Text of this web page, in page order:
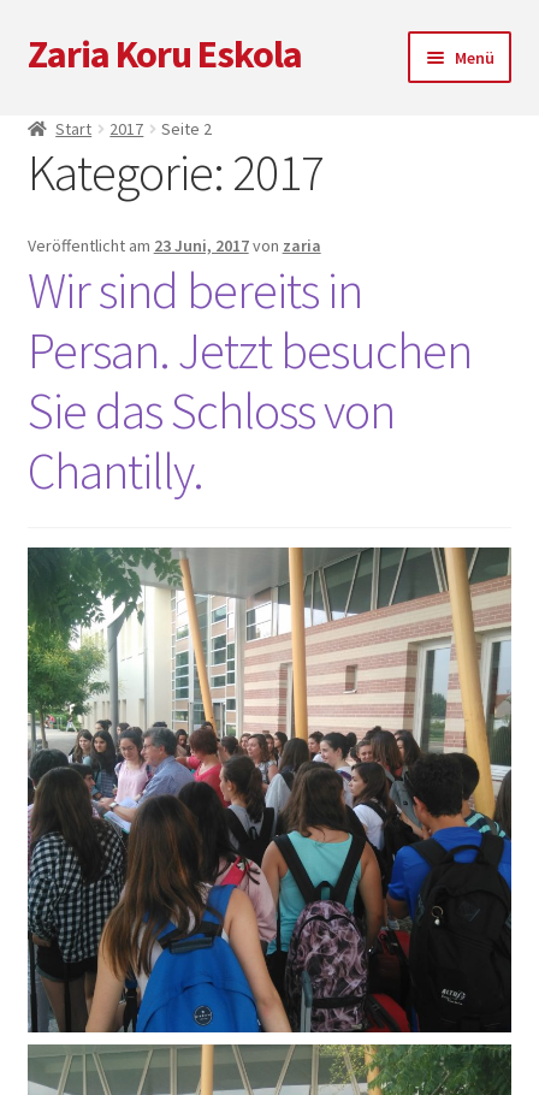
Zur
Navigation
Zum
Inhalt
Zaria Koru Eskola Menü
Zaria Koru Eskola
Blog
Kooperationen
Nächsten Auftritte
Zarialagun
Newsletter
Einkaufen
Start 2017 Seite 2
Kategorie: 2017
Veröffentlicht am 23 Juni, 2017von zaria
Wir sind bereits in
Persan. Jetzt besuchen
Sie das Schloss von
Chantilly.